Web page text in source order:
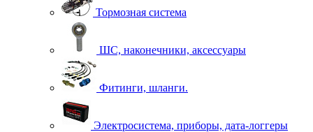
Тормозная система
ШС, наконечники, аксессуары
Фитинги, шланги.
Электросистема, приборы, дата-логгеры